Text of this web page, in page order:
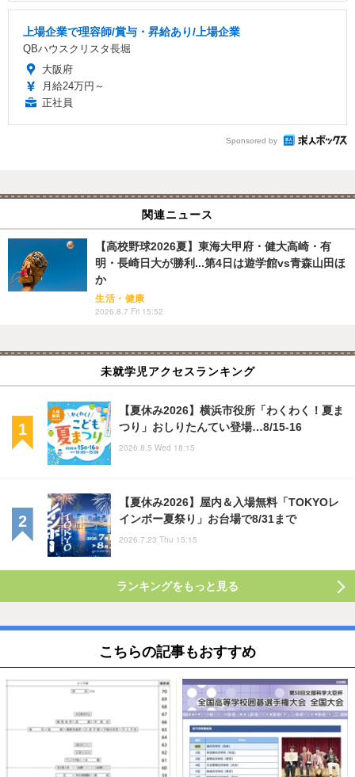
上場企業で理容師/賞与・昇給あり/上場企業
QBハウスクリスタ長堀
大阪府
月給24万円～
正社員
Sponsored by
関連ニュース
【高校野球2026夏】東海大甲府・健大高崎・有
明・長崎日大が勝利...第4日は遊学館vs青森山田ほ
か
生活・健康
2026.8.7 Fri 15:52
未就学児アクセスランキング
【夏休み2026】横浜市役所「わくわく！夏ま
つり」おしりたんてい登場…8/15-16
2026.8.5 Wed 18:15
【夏休み2026】屋内＆入場無料「TOKYOレ
インボー夏祭り」お台場で8/31まで
2026.7.23 Thu 15:15
ランキングをもっと見る
こちらの記事もおすすめ